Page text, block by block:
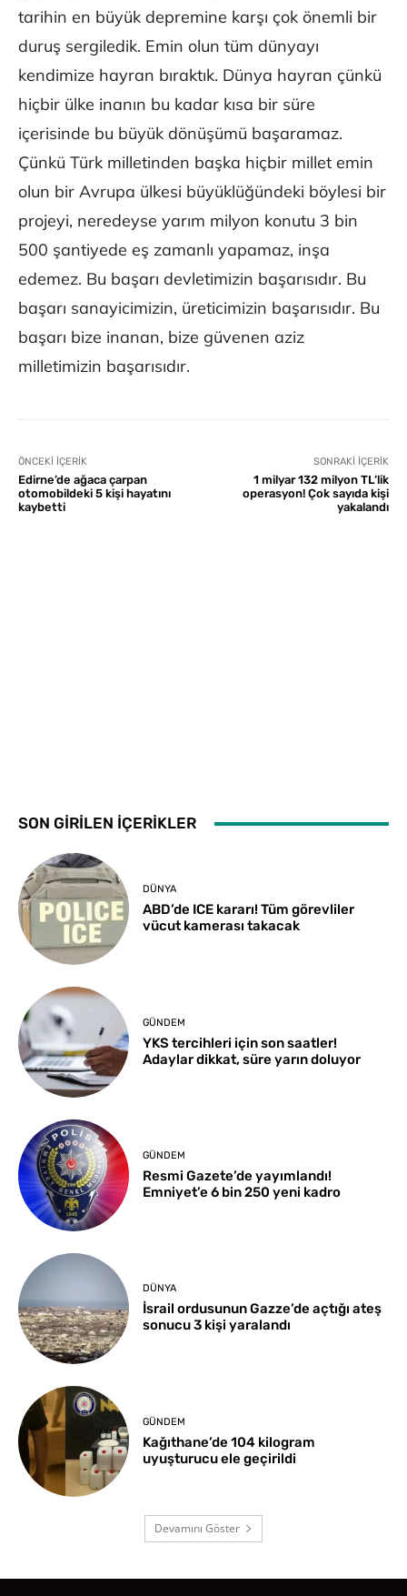
tarihin en büyük depremine karşı çok önemli bir
duruş sergiledik. Emin olun tüm dünyayı
kendimize hayran bıraktık. Dünya hayran çünkü
hiçbir ülke inanın bu kadar kısa bir süre
içerisinde bu büyük dönüşümü başaramaz.
Çünkü Türk milletinden başka hiçbir millet emin
olun bir Avrupa ülkesi büyüklüğündeki böylesi bir
projeyi, neredeyse yarım milyon konutu 3 bin
500 şantiyede eş zamanlı yapamaz, inşa
edemez. Bu başarı devletimizin başarısıdır. Bu
başarı sanayicimizin, üreticimizin başarısıdır. Bu
başarı bize inanan, bize güvenen aziz
milletimizin başarısıdır.
ÖNCEKI İÇERIK
Edirne’de ağaca çarpan
otomobildeki 5 kişi hayatını
kaybetti
SONRAKI İÇERIK
1 milyar 132 milyon TL’lik
operasyon! Çok sayıda kişi
yakalandı
SON GİRİLEN İÇERİKLER
DÜNYA
ABD’de ICE kararı! Tüm görevliler
vücut kamerası takacak
GÜNDEM
YKS tercihleri için son saatler!
Adaylar dikkat, süre yarın doluyor
GÜNDEM
Resmi Gazete’de yayımlandı!
Emniyet’e 6 bin 250 yeni kadro
DÜNYA
İsrail ordusunun Gazze’de açtığı ateş
sonucu 3 kişi yaralandı
GÜNDEM
Kağıthane’de 104 kilogram
uyuşturucu ele geçirildi
Devamını Göster